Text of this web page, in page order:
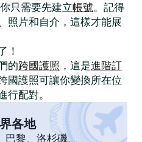
只需要先建立帳號。記得
照片和自介，這樣才能展
！
的跨國護照 ，這是進階訂
國護照可讓你變換所在位
行配對。
各地
巴黎、洛杉磯、